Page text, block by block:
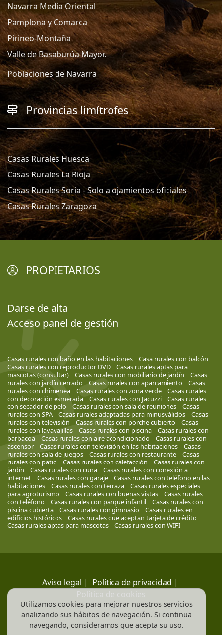
Navarra Media Oriental
Pamplona y Comarca
Pirineo-Montaña
Valle de Basaburúa Mayor.
Poblaciones de Navarra
Provincias limítrofes
Casas Rurales Huesca
Casas Rurales La Rioja
Casas Rurales Soria - Solo alojamientos oficiales
Casas Rurales Zaragoza
PROPIETARIOS
Darse de alta
Acceso panel de gestión
Casas rurales con baño en las habitaciones
Casa rurales con balcón
Casas rurales con reproductor DVD
Casas rurales aptas para
mascotas (consultar)
Casas rurales con mobiliario de jardín
Casas
rurales con jardín cerrado
Casas rurales con aparcamiento
Casas
rurales con chimenea
Casas rurales con zona verde
Casas rurales
con decoración esmerada
Casas rurales con Jacuzzi
Casas rurales
con secador de pelo
Casas rurales con sala de reuniones
Casas
rurales con SPA
Casas rurales adaptadas para minusválidos
Casas
rurales con televisión
Casas rurales con porche cubierto
Casas
rurales con lavavajillas
Casas rurales con piscina
Casas rurales con
barbacoa
Casas rurales con aire acondicionado
Casas rurales con
ascensor
Casas rurales con televisión en las habitaciones
Casas
rurales con sala de juegos
Casas rurales con restaurante
Casas
rurales con patio
Casas rurales con calefacción
Casas rurales con
jardín
Casas rurales con cuna
Casas rurales con conexión a
internet
Casas rurales con garaje
Casas rurales con teléfono en las
habitaciones
Casas rurales con terraza
Casas rurales especiales
para agroturismo
Casas rurales con buenas vistas
Casas rurales
con teléfono
Casas rurales con parque infantil
Casas rurales con
piscina cubierta
Casas rurales con gimnasio
Casas rurales en
edificios históricos
Casas rurales que aceptan tarjeta de crédito
Casas rurales aptas para mascotas
Casas rurales con WIFI
Aviso legal | Política de privacidad |
Política de cookies
Utilizamos cookies para mejorar nuestros servicios
analizando sus hábitos de navegación. Si continua
navegando, consideramos que acepta su uso.